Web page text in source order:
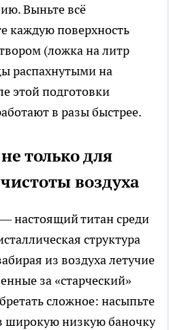
Выньте всё
каждую поверхность
(ложка на литр
распахнутыми на
этой подготовки
в разы быстрее.
только для
воздуха
настоящий титан среди
структура
из воздуха летучие
за «старческий»
сложное: насыпьте
широкую низкую баночку